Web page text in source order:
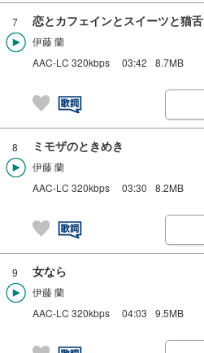
7 恋とカフェインとスイーツと猫舌
伊藤 蘭
AAC-LC 320kbps
03:42 8.7MB
8 ミモザのときめき
伊藤 蘭
AAC-LC 320kbps
03:30 8.2MB
9 女なら
伊藤 蘭
AAC-LC 320kbps
04:03 9.5MB